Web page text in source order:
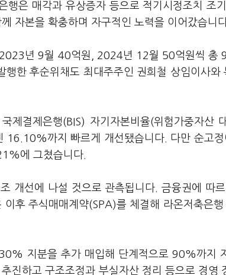
행은 매각과 유상증자 등으로 적기시정조치 조
자본을 확충하며 자구적인 노력을 이어갔습니
년 9월 40억원, 2024년 12월 50억원씩 총
한 후순위채도 최대주주인 권희철 상임이사와
제결제은행(BIS) 자기자본비율(위험가중자산
까지 빠르게 개선됐습니다. 다만 순고정
에 그쳤습니다.
개선에 나설 것으로 관측됩니다. 금융권에 따
이후 주식매매계약(SPA)를 체결해 라온저축은
지분을 추가 매입해 단계적으로 90%까지
진하고 구조조정과 부실자산 정리 등으로 경영